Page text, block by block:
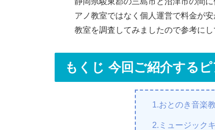
e
b
k
er
アノ教室ではなく個人運営で料金が
教室を調査してみましたので参考にし
もくじ 今回ご紹介する
1.おとのき音楽
2.ミュージック